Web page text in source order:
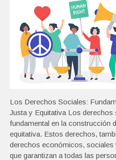
Los Derechos Sociales:
Justa y Equitativa Los derechos
fundamental en la construcción
equitativa. Estos derechos,
derechos económicos, sociales
que garantizan a todas las